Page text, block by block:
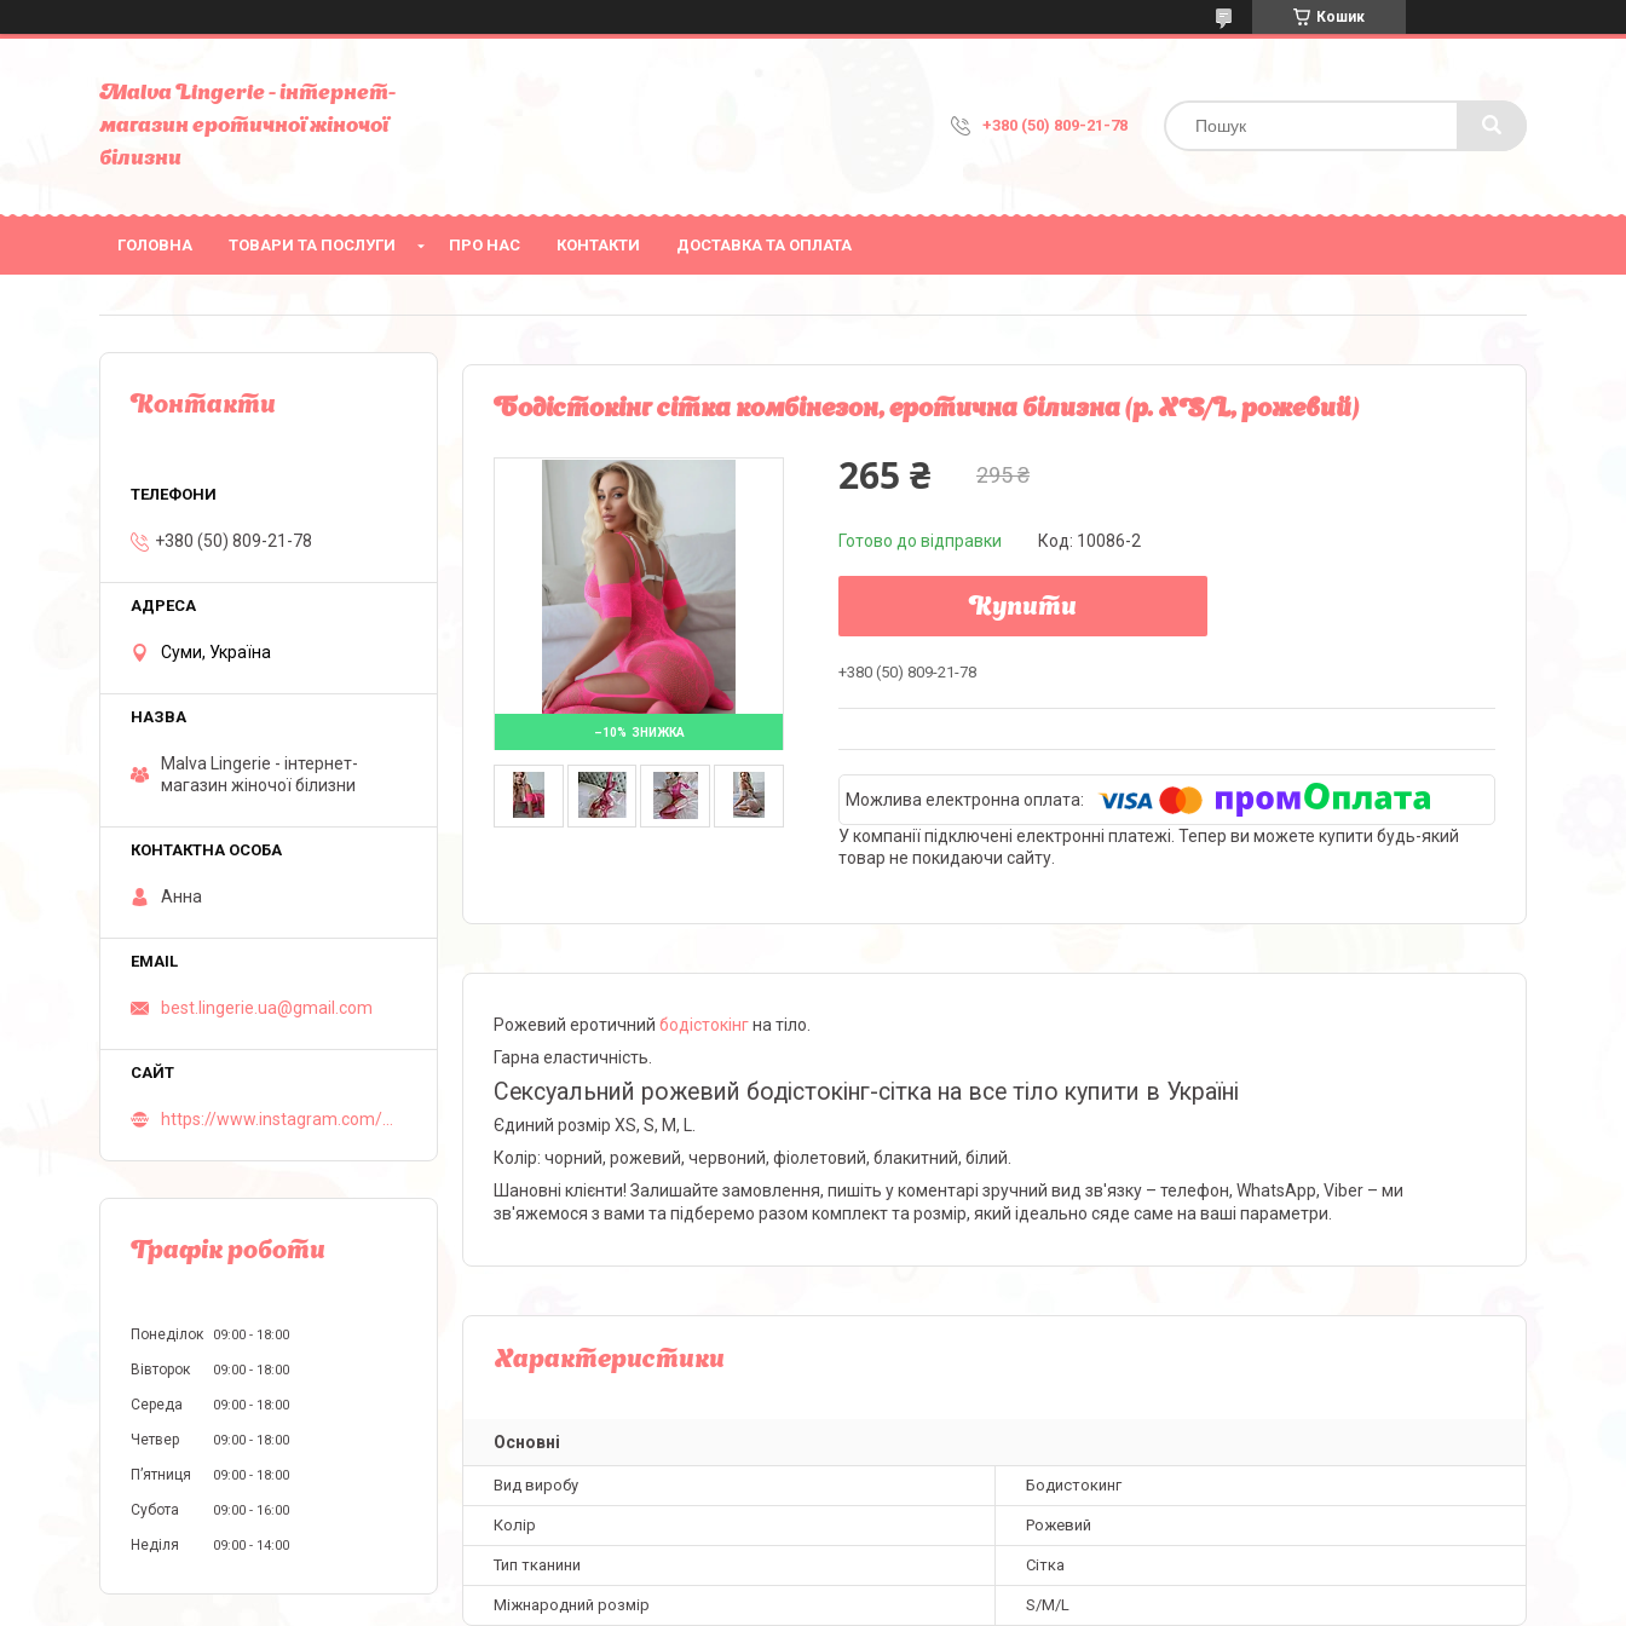
Кошик
Malva Lingerie - інтернет-
магазин еротичної жіночої
білизни
+380 (50) 809-21-78
ГОЛОВНА ТОВАРИ ТА ПОСЛУГИ ПРО НАС КОНТАКТИ ДОСТАВКА ТА ОПЛАТА
Бодістокінг сітка комбінезон, еротична білизна (р. XS/L, рожевий)
–10%
295 ₴
265 ₴
Готово до відправки Код: 10086-2
Купити
+380 (50) 809-21-78
У компанії підключені електронні платежі. Тепер ви можете купити будь-який
товар не покидаючи сайту.
Рожевий еротичний бодістокінгна тіло.
Гарна еластичність.
Сексуальний рожевий бодістокінг-сітка на все тіло купити в Україні
Єдиний розмір XS, S, M, L.
Колір: чорний, рожевий, червоний, фіолетовий, блакитний, білий.
Шановні клієнти! Залишайте замовлення, пишіть у коментарі зручний вид зв'язку – телефон, WhatsApp, Viber – ми
зв'яжемося з вами та підберемо разом комплект та розмір, який ідеально сяде саме на ваші параметри.
Характеристики
Основні
Вид виробу Бодистокинг
Колір Рожевий
Тип тканини Сітка
Міжнародний розмір S/M/L
Контакти
+380 (50) 809-21-78
Суми, Україна
Malva Lingerie - інтернет-
магазин жіночої білизни
Анна
best.lingerie.ua@gmail.com
Графік роботи
Понеділок 09:00 18:00
Вівторок 09:00 18:00
Середа 09:00 18:00
Четвер 09:00 18:00
Пʼятниця 09:00 18:00
Субота 09:00 16:00
Неділя 09:00 14:00